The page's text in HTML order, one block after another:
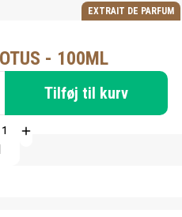
EXTRAIT DE PARFUM
- 100ML
Tilføj til kurv